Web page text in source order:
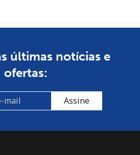
últimas notícias e
ofertas:
Assine